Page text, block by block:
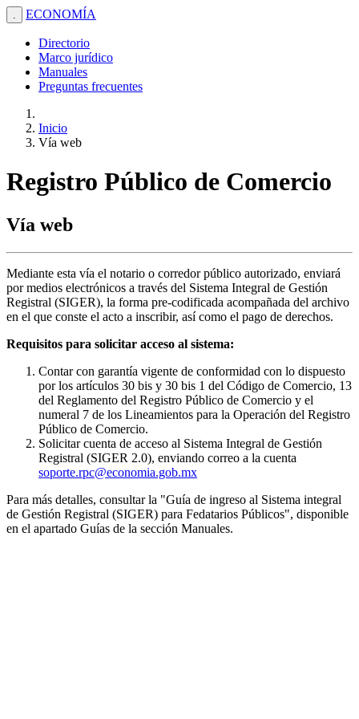
. ECONOMÍA
Directorio
Marco jurídico
Manuales
Preguntas frecuentes
Inicio
Vía web
Registro Público de Comercio
Vía web
Mediante esta vía el notario o corredor público autorizado, enviará
por medios electrónicos a través del Sistema Integral de Gestión
Registral (SIGER), la forma pre-codificada acompañada del archivo
en el que conste el acto a inscribir, así como el pago de derechos.
Requisitos para solicitar acceso al sistema:
Contar con garantía vigente de conformidad con lo dispuesto
por los artículos 30 bis y 30 bis 1 del Código de Comercio, 13
del Reglamento del Registro Público de Comercio y el
numeral 7 de los Lineamientos para la Operación del Registro
Público de Comercio.
Solicitar cuenta de acceso al Sistema Integral de Gestión
Registral (SIGER 2.0), enviando correo a la cuenta
soporte.rpc@economia.gob.mx
Para más detalles, consultar la "Guía de ingreso al Sistema integral
de Gestión Registral (SIGER) para Fedatarios Públicos", disponible
en el apartado Guías de la sección Manuales.